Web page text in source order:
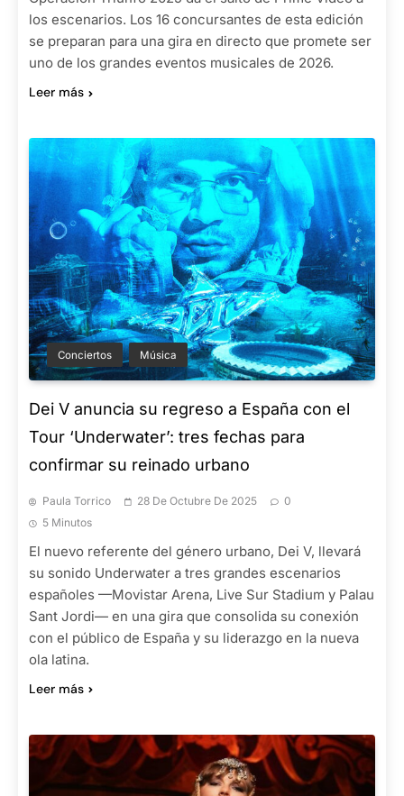
los escenarios. Los 16 concursantes de esta edición
se preparan para una gira en directo que promete ser
uno de los grandes eventos musicales de 2026.
Leer más
Conciertos Música
Dei V anuncia su regreso a España con el
Tour ‘Underwater’: tres fechas para
confirmar su reinado urbano
Paula Torrico 28 De Octubre De 2025
0
5 Minutos
El nuevo referente del género urbano, Dei V, llevará
su sonido Underwater a tres grandes escenarios
españoles —Movistar Arena, Live Sur Stadium y Palau
Sant Jordi— en una gira que consolida su conexión
con el público de España y su liderazgo en la nueva
ola latina.
Leer más